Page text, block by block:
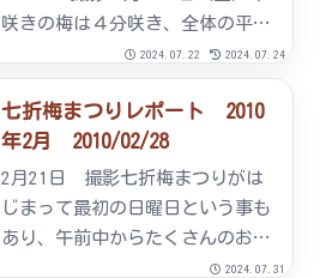
咲きの梅は４分咲き、全体の平均
は３分咲きです。見頃は２月下旬
～３月上旬頃と予想しています。
今後の天候次第です。２月１８日
（日）は梅祭り（２月２０日～３
月１０日）の準備...
2024.07.22 2024.07.24
七折梅まつりレポート 2010
年2月 2010/02/28
2月21日 撮影七折梅まつりがは
じまって最初の日曜日という事も
あり、午前中からたくさんのお客
様がお見えになりました。梅園の
2024.07.31